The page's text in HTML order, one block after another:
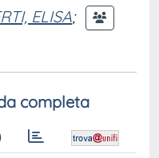
ELISA;
completa